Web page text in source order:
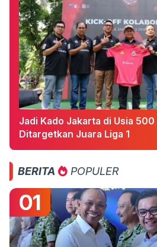
Jadi Kado Jakarta di Usia
Ditargetkan Juara Liga 1
BERITA POPULER
01